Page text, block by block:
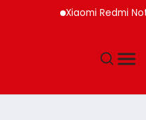
Xiaomi Redmi Note